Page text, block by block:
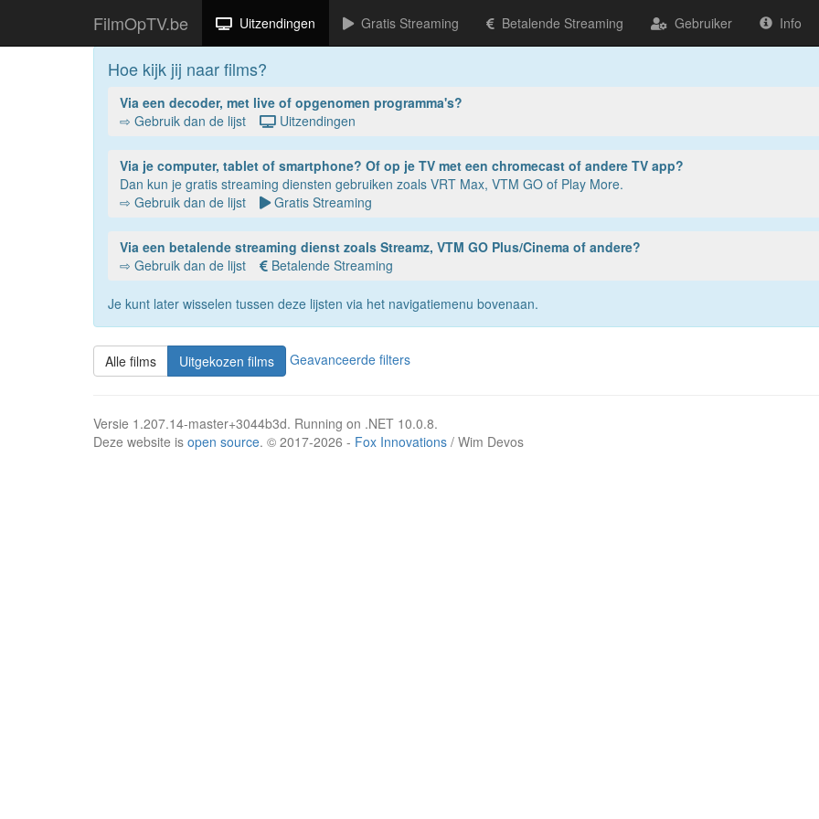
FilmOpTV.be Uitzendingen Gratis Streaming Betalende Streaming Gebruiker Info
Hoe kijk jij naar films?
Via een decoder, met live of opgenomen programma's?
⇨ Gebruik dan de lijst
Uitzendingen
Via je computer, tablet of smartphone? Of op je TV met een chromecast of andere TV app?
Dan kun je gratis streaming diensten gebruiken zoals VRT Max, VTM GO of Play More.
⇨ Gebruik dan de lijst
Gratis Streaming
Via een betalende streaming dienst zoals Streamz, VTM GO Plus/Cinema of andere?
⇨ Gebruik dan de lijst
Betalende Streaming
Je kunt later wisselen tussen deze lijsten via het navigatiemenu bovenaan.
Alle films Uitgekozen films Geavanceerde filters
Versie 1.207.14-master+3044b3d. Running on .NET 10.0.8.
Deze website is open source. © 2017-2026 - Fox Innovations / Wim Devos